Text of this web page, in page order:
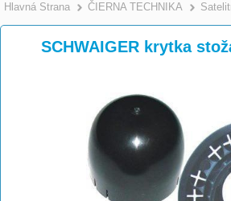
Hlavná Strana >
ČIERNA TECHNIKA
SCHWAIGER krytka